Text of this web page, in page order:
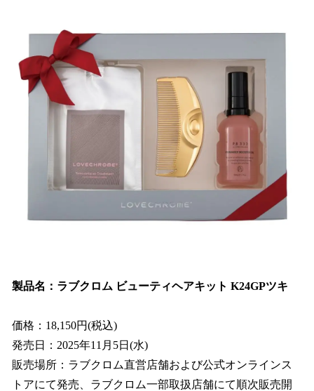
製品名：ラブクロム ビューティヘアキット K24GPツキ
価格：18,150円(税込)
発売日：2025年11月5日(水)
販売場所：ラブクロム直営店舗および公式オンラインス
トアにて発売、ラブクロム一部取扱店舗にて順次販売開